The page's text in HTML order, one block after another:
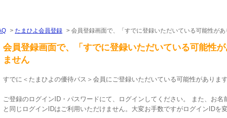
> たまひよ会員登録 > 会員登録画面で、「すでに登録いただいている可能性が
会員登録画面で、「すでに登録いただいている可能性
ません
すでに＜たまひよの優待パス＞会員にご登録いただいている可能性があります
ご登録のログインID・パスワードにて、ログインしてください。 また、お
と同じログインIDはご利用いただけません。大変お手数ですがログインIDを